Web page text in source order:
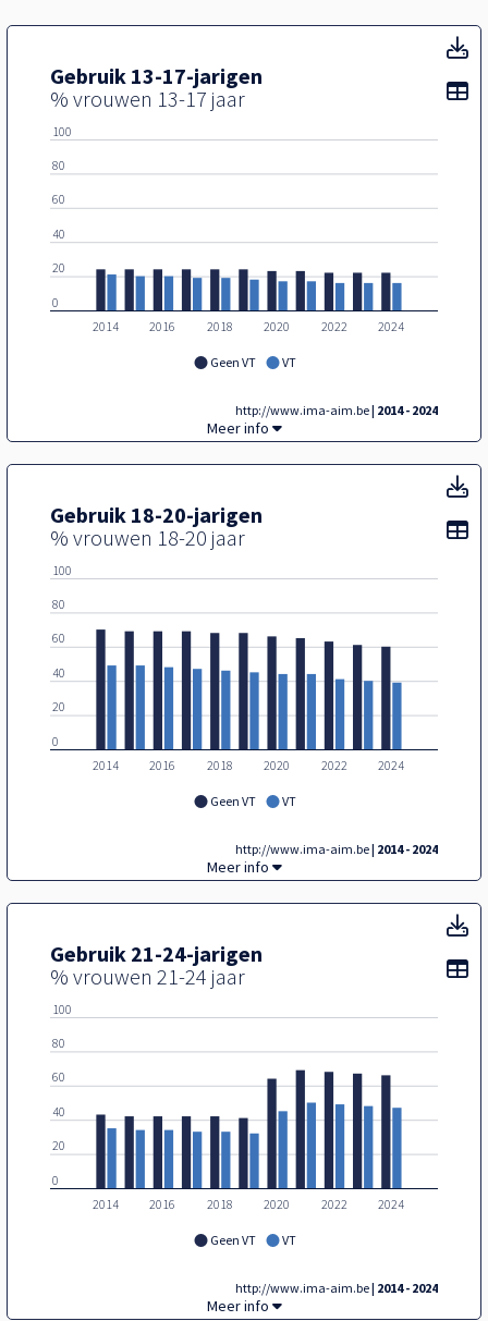
Gebruik 13-17-jarigen
% vrouwen 13-17 jaar
Geen VT VT
2014 2016 2018 2020 2022 2024
0
20
40
60
80
100
http://www.ima-aim.be| 2014 - 2024
Gebruik 13-17-jarigen,
Meer info
Gebruik 18-20-jarigen
% vrouwen 18-20 jaar
Geen VT VT
2014 2016 2018 2020 2022 2024
0
20
40
60
80
100
http://www.ima-aim.be| 2014 - 2024
Gebruik 18-20-jarigen,
Meer info
Gebruik 21-24-jarigen
% vrouwen 21-24 jaar
Geen VT VT
2014 2016 2018 2020 2022 2024
0
20
40
60
80
100
http://www.ima-aim.be| 2014 - 2024
Gebruik 21-24-jarigen,
Meer info